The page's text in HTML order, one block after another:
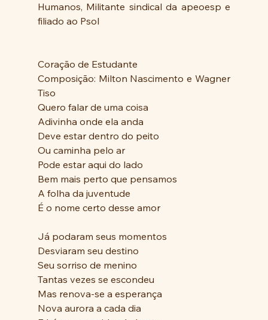
Humanos, Militante sindical da apeoesp e
filiado ao Psol
Coração de Estudante
Composição: Milton Nascimento e Wagner
Tiso
Quero falar de uma coisa
Adivinha onde ela anda
Deve estar dentro do peito
Ou caminha pelo ar
Pode estar aqui do lado
Bem mais perto que pensamos
A folha da juventude
É o nome certo desse amor
Já podaram seus momentos
Desviaram seu destino
Seu sorriso de menino
Tantas vezes se escondeu
Mas renova-se a esperança
Nova aurora a cada dia